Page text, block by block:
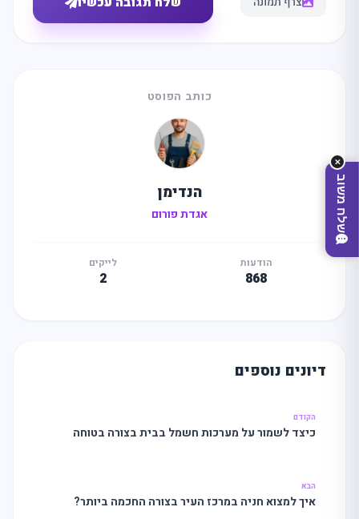
מחפשיםהיום?
כותב הפוסט
הנדימן
אגדת פורום
הודעות
868
לייקים
2
דיונים נוספים
הקודם
כיצד לשמור על מערכות חשמל בבית בצורה בטוחה
הבא
איך למצוא חניה במרכז העיר בצורה החכמה ביותר?
✕
שלח משוב